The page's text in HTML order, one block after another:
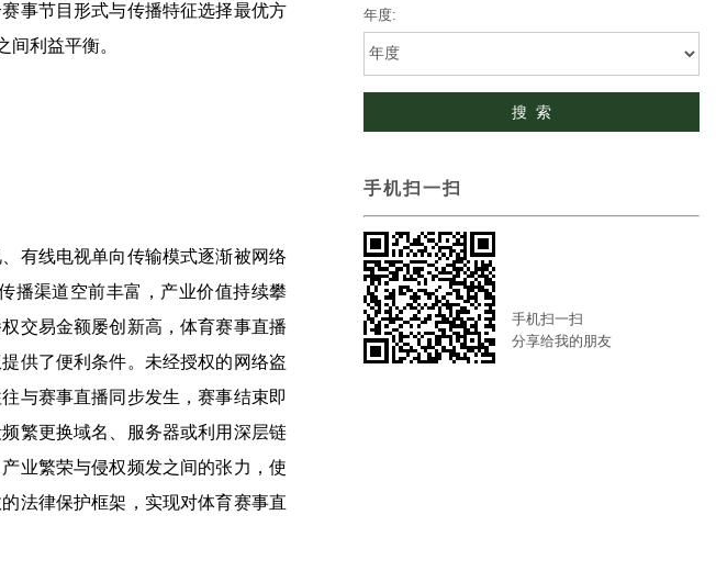
事节目形式与传播特征选择最优方
利益平衡。
有线电视单向传输模式逐渐被网络
播渠道空前丰富，产业价值持续攀
交易金额屡创新高，体育赛事直播
供了便利条件。未经授权的网络盗
与赛事直播同步发生，赛事结束即
繁更换域名、服务器或利用深层链
业繁荣与侵权频发之间的张力，使
法律保护框架，实现对体育赛事直
年度:
手机扫一扫
手机扫一扫
分享给我的朋友